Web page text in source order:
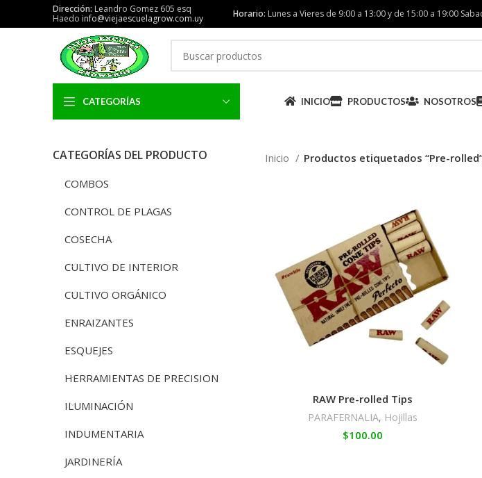
Dirección: Leandro Gomez 605 esq
Haedo info@viejaescuelagrow.com.uy Horario: Lunes a Vieres de 9:00 a 13:00 y de 15:00 a 19:00
CATEGORÍAS INICIO PRODUCTOS NOSOTROS
CATEGORÍAS DEL PRODUCTO
COMBOS
CONTROL DE PLAGAS
COSECHA
CULTIVO DE INTERIOR
CULTIVO ORGÁNICO
ENRAIZANTES
ESQUEJES
HERRAMIENTAS DE PRECISION
ILUMINACIÓN
INDUMENTARIA
JARDINERÍA
Inicio Productos etiquetados “Pre-
RAW Pre-rolled Tips
PARAFERNALIA, Hojillas
$100.00